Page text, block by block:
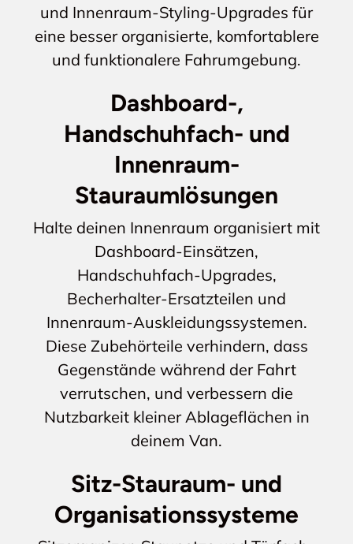
und Innenraum-Styling-Upgrades für
eine besser organisierte, komfortablere
und funktionalere Fahrumgebung.
Dashboard-,
Handschuhfach- und
Innenraum-
Stauraumlösungen
Halte deinen Innenraum organisiert mit
Dashboard-Einsätzen,
Handschuhfach-Upgrades,
Becherhalter-Ersatzteilen und
Innenraum-Auskleidungssystemen.
Diese Zubehörteile verhindern, dass
Gegenstände während der Fahrt
verrutschen, und verbessern die
Nutzbarkeit kleiner Ablageflächen in
deinem Van.
Sitz-Stauraum- und
Organisationssysteme